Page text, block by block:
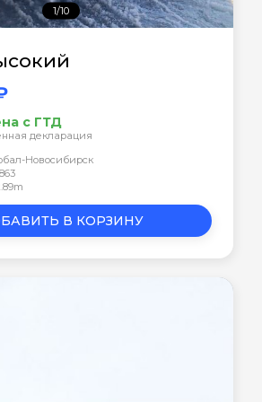
1/10
с ГТД
декларация
Новосибирск
В КОРЗИНУ